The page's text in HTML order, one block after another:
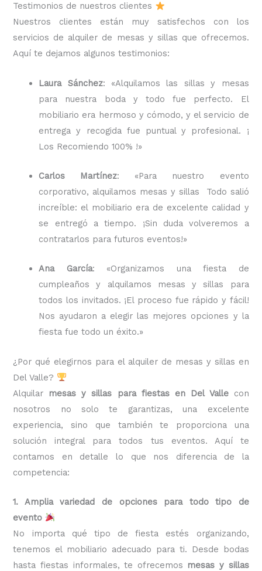
Testimonios de nuestros clientes
Nuestros clientes están muy satisfechos con los
servicios de alquiler de mesas y sillas que ofrecemos.
Aquí te dejamos algunos testimonios:
Laura Sánchez: «Alquilamos las sillas y mesas
para nuestra boda y todo fue perfecto. El
mobiliario era hermoso y cómodo, y el servicio de
entrega y recogida fue puntual y profesional. ¡
Los Recomiendo 100% !»
Carlos Martínez: «Para nuestro evento
corporativo, alquilamos mesas y sillas Todo salió
increíble: el mobiliario era de excelente calidad y
se entregó a tiempo. ¡Sin duda volveremos a
contratarlos para futuros eventos!»
Ana García: «Organizamos una fiesta de
cumpleaños y alquilamos mesas y sillas para
todos los invitados. ¡El proceso fue rápido y fácil!
Nos ayudaron a elegir las mejores opciones y la
fiesta fue todo un éxito.»
¿Por qué elegirnos para el alquiler de mesas y sillas en
Del Valle?
Alquilar mesas y sillas para fiestas en Del Valle con
nosotros no solo te garantizas, una excelente
experiencia, sino que también te proporciona una
solución integral para todos tus eventos. Aquí te
contamos en detalle lo que nos diferencia de la
competencia:
1. Amplia variedad de opciones para todo tipo de
evento
No importa qué tipo de fiesta estés organizando,
tenemos el mobiliario adecuado para ti. Desde bodas
hasta fiestas informales, te ofrecemos mesas y sillas